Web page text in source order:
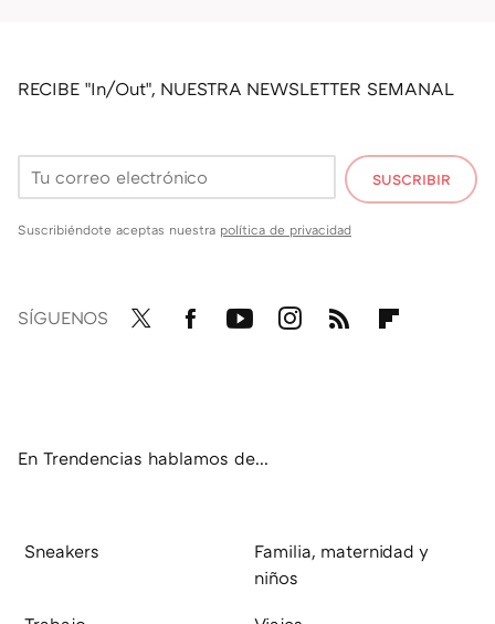
RECIBE "In/Out", NUESTRA NEWSLETTER SEMANAL
SUSCRIBIR
Suscribiéndote aceptas nuestra política de privacidad
SÍGUENOS
En Trendencias hablamos de...
Sneakers
Familia, maternidad y
niños